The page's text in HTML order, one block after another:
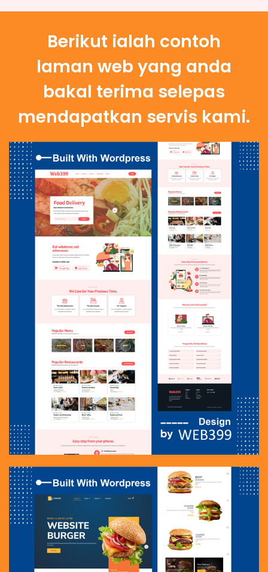
Berikut ialah contoh
laman web yang anda
bakal terima selepas
mendapatkan servis kami.